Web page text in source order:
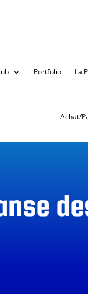
Portfolio La
Achat/